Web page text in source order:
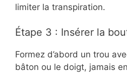
limiter la transpiration.
Étape 3 : Insérer la
Formez d’abord un trou
bâton ou le doigt, jamais